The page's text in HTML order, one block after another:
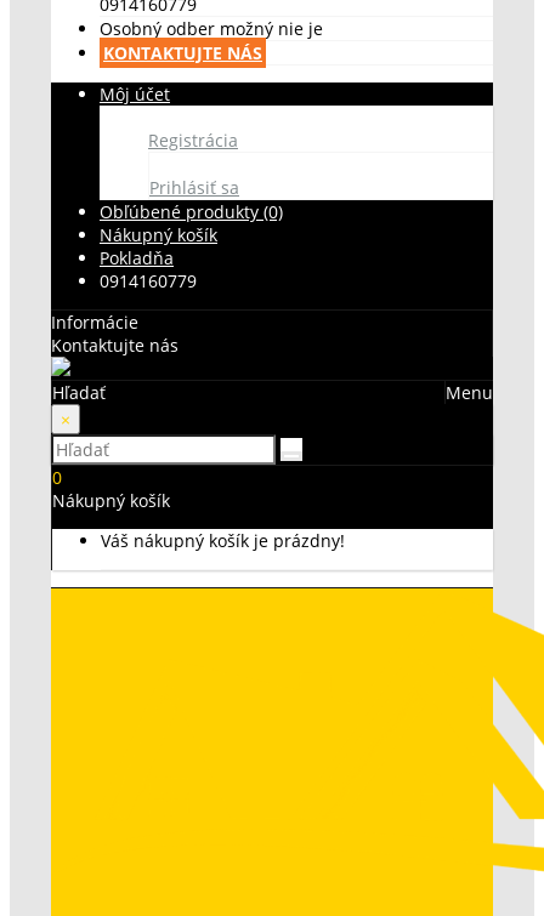
Osobný odber možný nie je
KONTAKTUJTE NÁS
Môj účet
Registrácia
Prihlásiť sa
Obľúbené produkty (0)
Nákupný košík
Pokladňa
0914160779
Informácie
Kontaktujte nás
Menu
Hľadať
×
0
Nákupný košík
Váš nákupný košík je prázdny!